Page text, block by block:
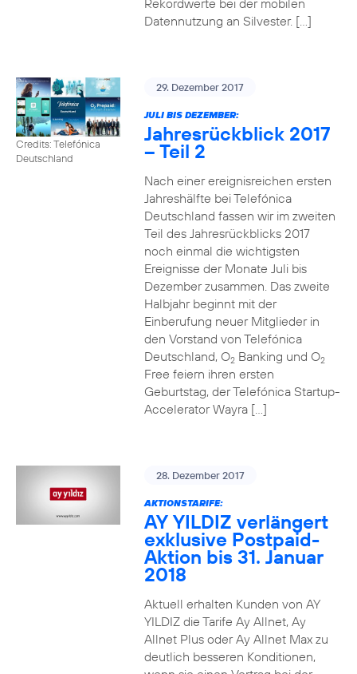
Rekordwerte bei der mobilen
Datennutzung an Silvester. […]
Credits: Telefónica
Deutschland
29. Dezember 2017
JULI BIS DEZEMBER:
Jahresrückblick 2017
– Teil 2
Nach einer ereignisreichen ersten
Jahreshälfte bei Telefónica
Deutschland fassen wir im zweiten
Teil des Jahresrückblicks 2017
noch einmal die wichtigsten
Ereignisse der Monate Juli bis
Dezember zusammen. Das zweite
Halbjahr beginnt mit der
Einberufung neuer Mitglieder in
den Vorstand von Telefónica
Deutschland, O2Banking und O2
Free feiern ihren ersten
Geburtstag, der Telefónica Startup-
Accelerator Wayra […]
28. Dezember 2017
AKTIONSTARIFE:
AY YILDIZ verlängert
exklusive Postpaid-
Aktion bis 31. Januar
2018
Aktuell erhalten Kunden von AY
YILDIZ die Tarife Ay Allnet, Ay
Allnet Plus oder Ay Allnet Max zu
deutlich besseren Konditionen,